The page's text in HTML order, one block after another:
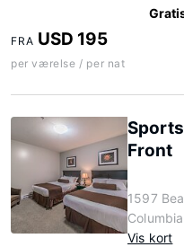
FRA USD 195
per værelse / per nat
Front
1597
Vis kort